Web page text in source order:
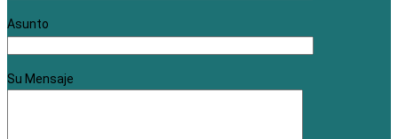
Asunto
Su Mensaje